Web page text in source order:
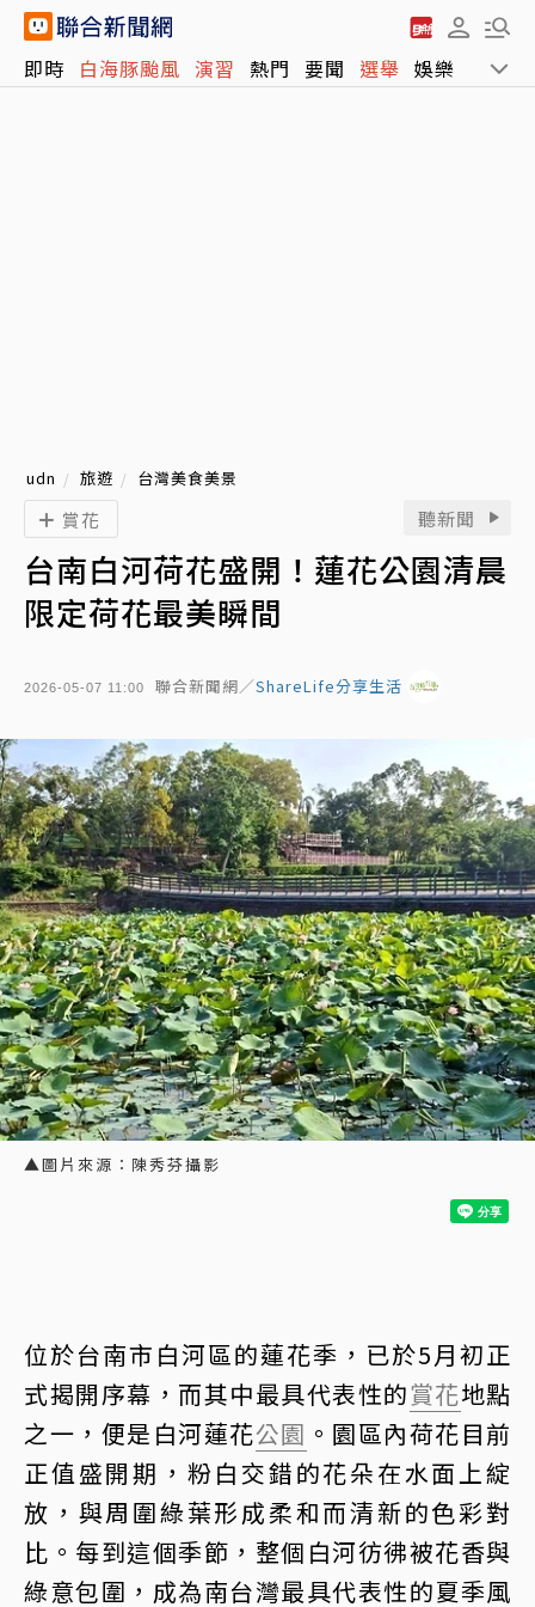
即時 白海豚颱風 演習 熱門 要聞 選舉 娛樂 運動
udn 旅遊 台灣美食美景
聽新聞
台南白河荷花盛開！蓮花公園清晨
限定荷花最美瞬間
2026-05-07 11:00 聯合新聞網／ShareLife分享生活
賞花
▲圖片來源：陳秀芬攝影
位於台南市白河區的蓮花季，已於5月初正
式揭開序幕，而其中最具代表性的賞花地點
之一，便是白河蓮花公園 。園區內荷花目前
正值盛開期，粉白交錯的花朵在水面上綻
放，與周圍綠葉形成柔和而清新的色彩對
比。每到這個季節，整個白河彷彿被花香與
綠意包圍，成為南台灣最具代表性的夏季風